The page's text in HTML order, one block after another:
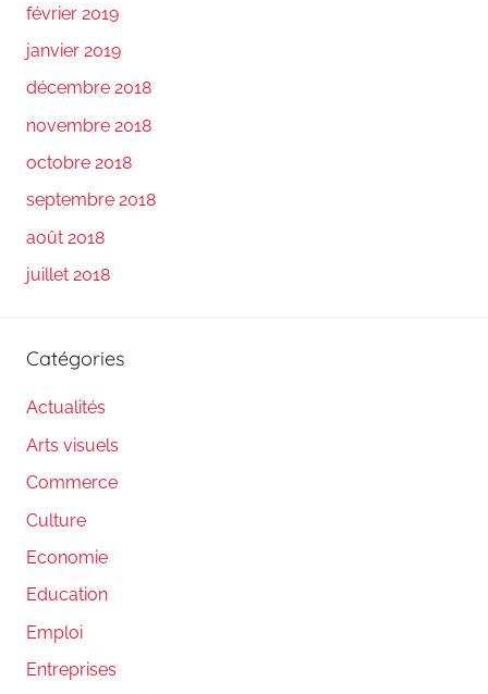
février 2019
janvier 2019
décembre 2018
novembre 2018
octobre 2018
septembre 2018
août 2018
juillet 2018
Catégories
Actualités
Arts visuels
Commerce
Culture
Economie
Education
Emploi
Entreprises